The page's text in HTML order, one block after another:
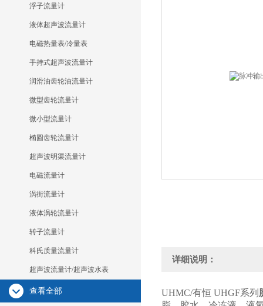
浮子流量计
液体超声波流量计
电磁热量表/冷量表
手持式超声波流量计
润滑油齿轮油流量计
微型齿轮流量计
微小型流量计
椭圆齿轮流量计
超声波明渠流量计
电磁流量计
涡街流量计
液体涡轮流量计
转子流量计
科氏质量流量计
超声波流量计/超声波水表
查看全部
详细说明：
UHMC/有恒 UHGF系列